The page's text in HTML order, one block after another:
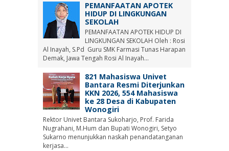
PEMANFAATAN APOTEK
HIDUP DI LINGKUNGAN
SEKOLAH
PEMANFAATAN APOTEK HIDUP DI
LINGKUNGAN SEKOLAH Oleh : Rosi
Al Inayah, S.Pd Guru SMK Farmasi Tunas Harapan
Demak, Jawa Tengah Rosi Al Inayah...
821 Mahasiswa Univet
Bantara Resmi Diterjunkan
KKN 2026, 554 Mahasiswa
ke 28 Desa di Kabupaten
Wonogiri
Rektor Univet Bantara Sukoharjo, Prof. Farida
Nugrahani, M.Hum dan Bupati Wonogiri, Setyo
Sukarno menunjukkan naskah penandatanganan
kerjasa...